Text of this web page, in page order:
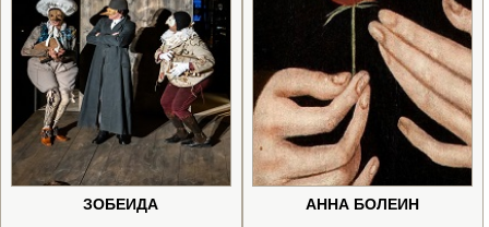
ЗОБЕИДА АННА БОЛЕЙН